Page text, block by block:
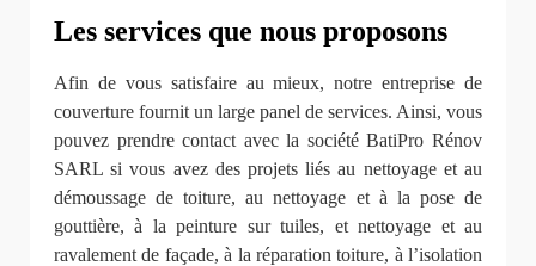
Les services que nous proposons
Afin de vous satisfaire au mieux, notre entreprise de
couverture fournit un large panel de services. Ainsi, vous
pouvez prendre contact avec la société BatiPro Rénov
SARL si vous avez des projets liés au nettoyage et au
démoussage de toiture, au nettoyage et à la pose de
gouttière, à la peinture sur tuiles, et nettoyage et au
ravalement de façade, à la réparation toiture, à l’isolation